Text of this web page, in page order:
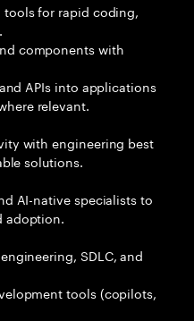
tools for rapid coding,
components with
APIs into applications
relevant.
with engineering best
solutions.
AI-native specialists to
adoption.
SDLC, and
tools (copilots,